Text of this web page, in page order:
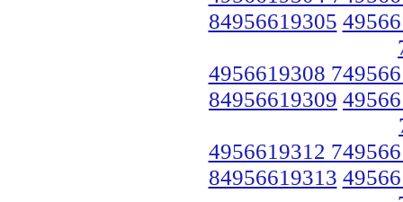
84956619305
4956619308
84956619309
4956619312
84956619313